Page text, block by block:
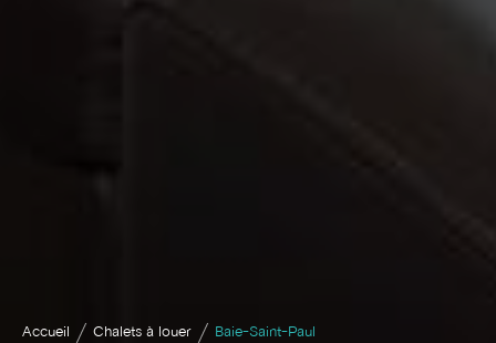
Accueil Chalets à louer Baie-Saint-Paul